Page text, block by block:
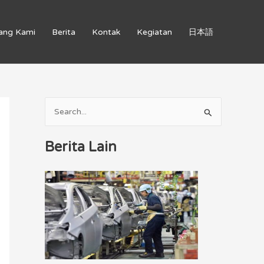
Kami Berita Kontak Kegiatan 日本語
u
n
t
u
k
Berita Lain